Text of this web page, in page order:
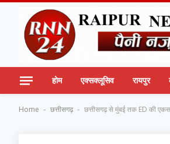
होम एक्सक्लूसिव रायपुर
Home - छत्तीसगढ़ - छत्तीसगढ़ से मुंबई तक ED की